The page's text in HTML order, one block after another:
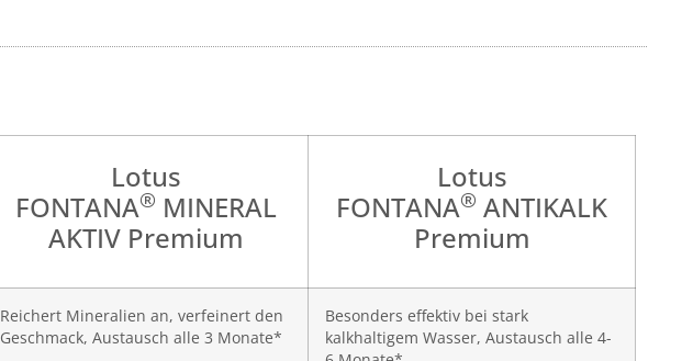
Lotus
FONTANA® MINERAL
AKTIV Premium
Lotus
FONTANA® ANTIKALK
Premium
Reichert Mineralien an, verfeinert den
Geschmack, Austausch alle 3 Monate*
Besonders effektiv bei stark
kalkhaltigem Wasser, Austausch alle 4-